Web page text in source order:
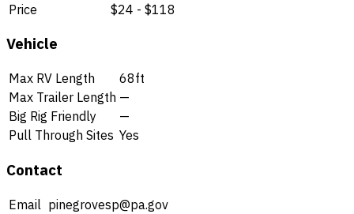
Price
$24 - $118
Vehicle
Max RV Length
68ft
Max Trailer Length —
Big Rig Friendly
—
Pull Through Sites Yes
Contact
Email pinegrovesp@pa.gov